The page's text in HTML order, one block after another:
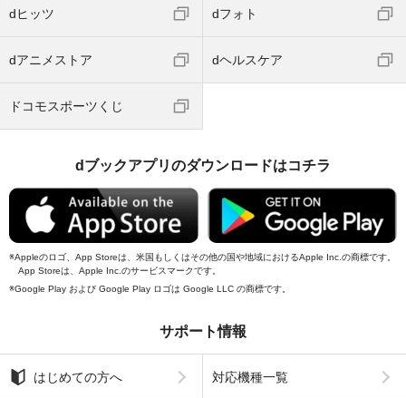
dヒッツ dフォト
dアニメストア dヘルスケア
ドコモスポーツくじ
dブックアプリのダウンロードはコチラ
Appleのロゴ、App Storeは、米国もしくはその他の国や地域におけるApple Inc.の商標です。
App Storeは、Apple Inc.のサービスマークです。
Google Play および Google Play ロゴは Google LLC の商標です。
サポート情報
はじめての方へ 対応機種一覧